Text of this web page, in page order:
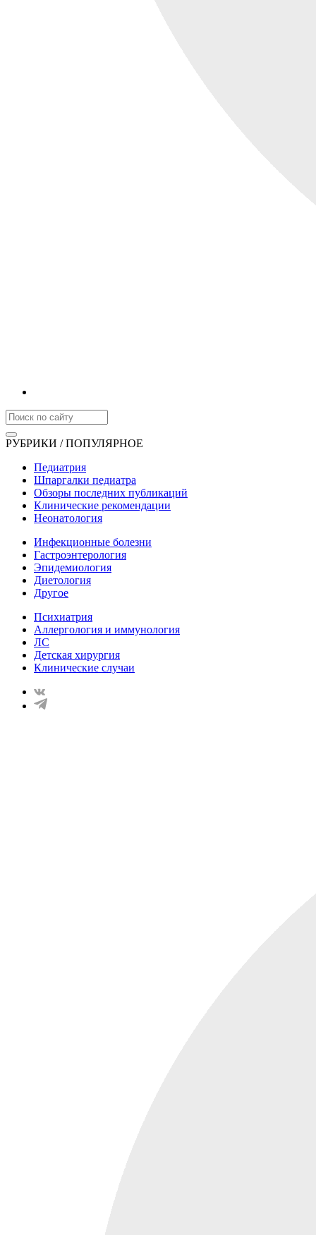
РУБРИКИ / ПОПУЛЯРНОЕ
Педиатрия
Шпаргалки педиатра
Обзоры последних публикаций
Клинические рекомендации
Неонатология
Инфекционные болезни
Гастроэнтерология
Эпидемиология
Диетология
Другое
Психиатрия
Аллергология и иммунология
ЛС
Детская хирургия
Клинические случаи